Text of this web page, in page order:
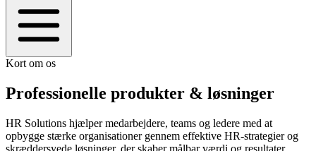
Kort om os
Professionelle produkter & løsninger
HR Solutions hjælper medarbejdere, teams og ledere med at
opbygge stærke organisationer gennem effektive HR-strategier og
skræddersyede løsninger, der skaber målbar værdi og resultater.